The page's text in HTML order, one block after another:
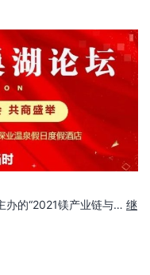
的“2021镁产业链与… 继